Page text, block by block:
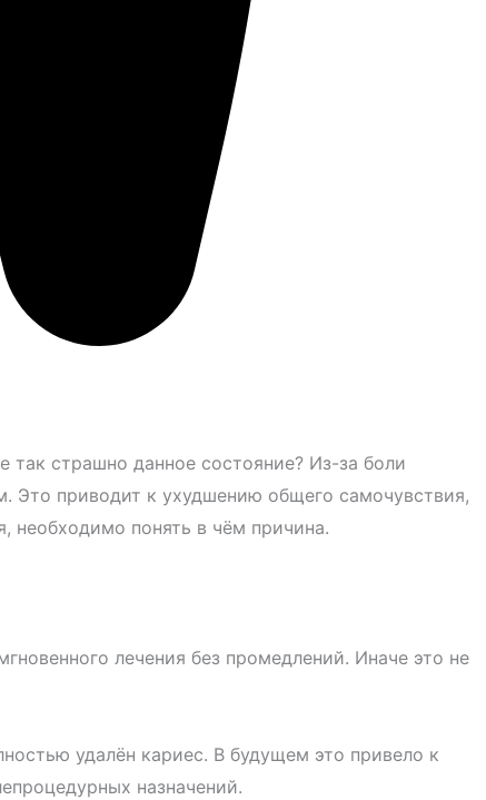
страшно данное состояние? Из-за боли
Это приводит к ухудшению общего самочувствия,
необходимо понять в чём причина.
лечения без промедлений. Иначе это не
удалён кариес. В будущем это привело к
назначений.